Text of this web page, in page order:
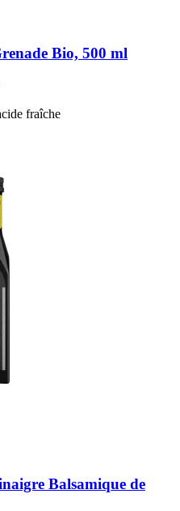
Bio, 500 ml
fraîche
Balsamique de